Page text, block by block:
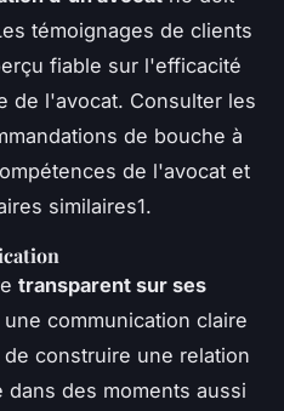
témoignages de clients
fiable sur l'efficacité
de l'avocat. Consulter les
de bouche à
de l'avocat et
similaires1.
transparent sur ses
communication claire
construire une relation
des moments aussi